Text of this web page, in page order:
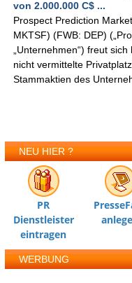
von 2.000.000 C$ ...
Prospect Prediction
MKTSF) (FWB: DEP)
„Unternehmen“) freut
nicht vermittelte
Stammaktien des
NEU HIER ?
PR
Dienstleister
eintragen
WERBUNG